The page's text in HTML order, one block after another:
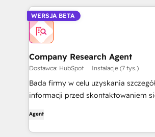
WERSJA BETA
Company Research Agent
Dostawca: HubSpot Instalacje (7 tys.)
Bada firmy w celu uzyskania
informacji przed skontaktowaniem
Agent